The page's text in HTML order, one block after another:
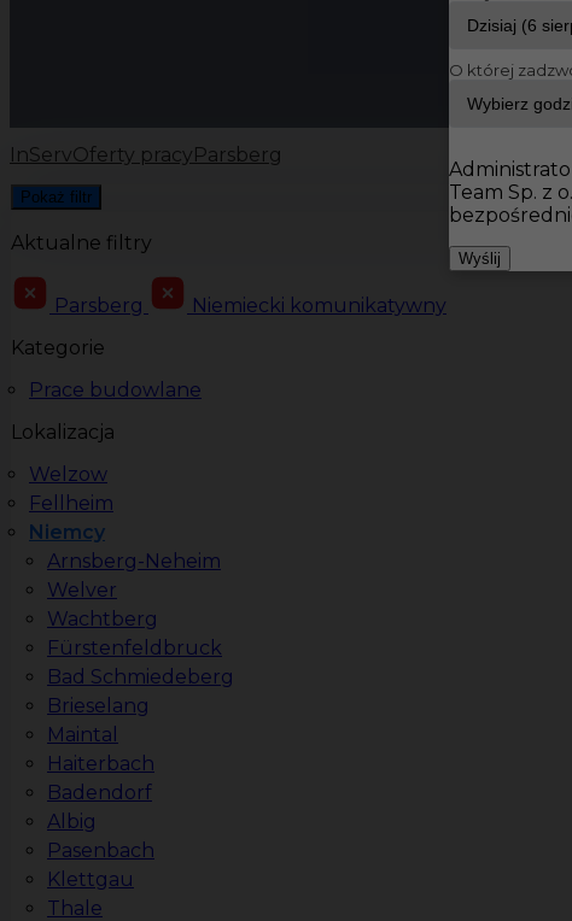
InServOferty pracy Parsberg
Pokaż filtr
Aktualne filtry
Parsberg
Niemiecki komunikatywny
Kategorie
Prace budowlane
Lokalizacja
Welzow
Fellheim
Niemcy
Arnsberg-Neheim
Welver
Wachtberg
Fürstenfeldbruck
Bad Schmiedeberg
Brieselang
Maintal
Haiterbach
Badendorf
Albig
Pasenbach
Klettgau
Thale
O której
Team Sp. z
Wyślij